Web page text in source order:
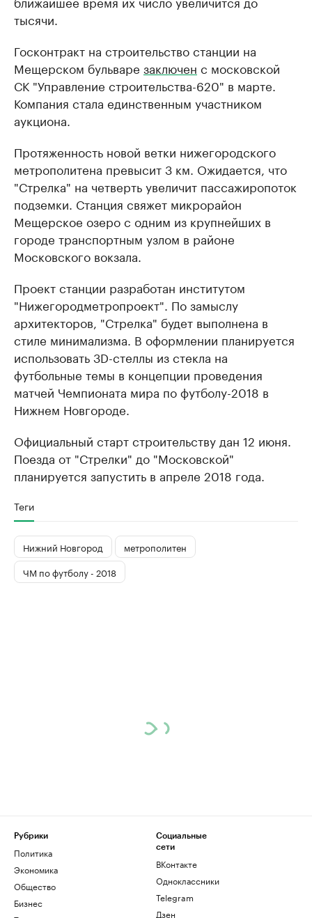
тысячи.
Госконтракт на строительство станции на
Мещерском бульваре заключен с московской
СК "Управление строительства-620" в марте.
Компания стала единственным участником
аукциона.
Протяженность новой ветки нижегородского
метрополитена превысит 3 км. Ожидается, что
"Стрелка" на четверть увеличит пассажиропоток
подземки. Станция свяжет микрорайон
Мещерское озеро с одним из крупнейших в
городе транспортным узлом в районе
Московского вокзала.
Проект станции разработан институтом
"Нижегородметропроект". По замыслу
архитекторов, "Стрелка" будет выполнена в
стиле минимализма. В оформлении планируется
использовать 3D-стеллы из стекла на
футбольные темы в концепции проведения
матчей Чемпионата мира по футболу-2018 в
Нижнем Новгороде.
Официальный старт строительству дан 12 июня.
Поезда от "Стрелки" до "Московской"
планируется запустить в апреле 2018 года.
Теги
Нижний Новгород
метрополитен
ЧМ по футболу - 2018
Рубрики
Политика
Экономика
Общество
Бизнес
Социальные
сети
ВКонтакте
Одноклассники
Telegram
Дзен